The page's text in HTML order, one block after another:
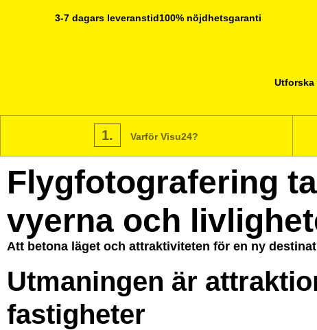
3-7 dagars leveranstid100% nöjdhetsgaranti
Utforska
1. Varför Visu24?
Flygfotografering
vyerna och
Att betona läget och attraktiviteten för en ny
Utmaningen är
fastigheter